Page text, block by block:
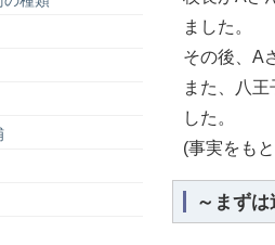
ました。
その後、A
また、八王
した。
(事実をも
～まず